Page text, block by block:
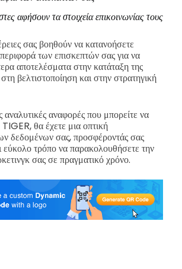
αφήσουν τα στοιχεία επικοινωνίας τους
σας βοηθούν να κατανοήσετε
των επισκεπτών σας για να
αποτελέσματα στην κατάταξη της
βελτιστοποίηση και στην στρατηγική
αναλυτικές αναφορές που μπορείτε να
θα έχετε μια οπτική
δεδομένων σας, προσφέροντάς σας
εύκολο τρόπο να παρακολουθήσετε την
σας σε πραγματικό χρόνο.